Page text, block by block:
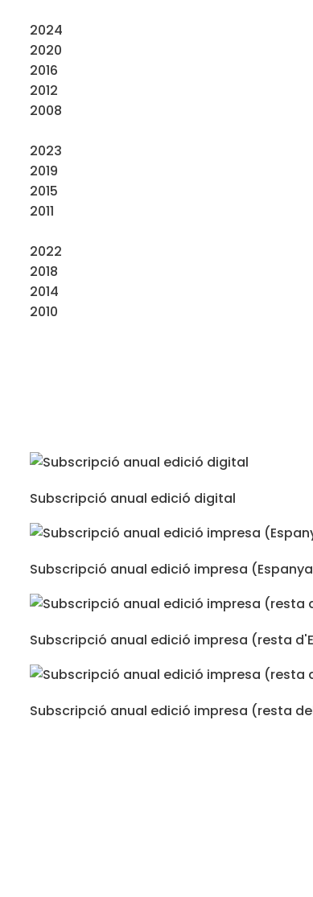
2024
2020
2016
2012
2008
2023
2019
2015
2011
2022
2018
2014
2010
Subscripció anual edició digital
Subscripció anual edició impresa
Subscripció anual edició impresa (resta
Subscripció anual edició impresa (resta